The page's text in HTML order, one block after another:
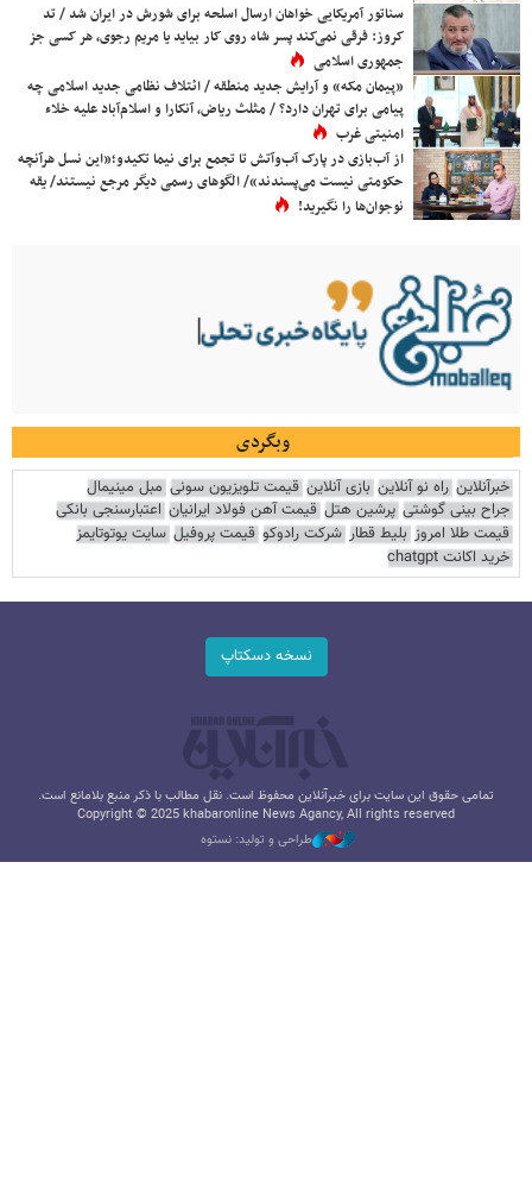
سناتور آمریکایی خواهان ارسال اسلحه برای شورش در ایران شد / تد
کروز: فرقی نمی‌کند پسر شاه روی کار بیاید یا مریم رجوی، هر کسی جز
جمهوری اسلامی
«پیمان مکه» و آرایش جدید منطقه / ائتلاف نظامی جدید اسلامی چه
پیامی برای تهران دارد؟ / مثلث ریاض، آنکارا و اسلام‌آباد علیه خلاء
امنیتی غرب
از آب‌بازی در پارک آب‌وآتش تا تجمع برای نیما تکیدو؛«این نسل هرآنچه
حکومتی نیست می‌پسندند»/ الگوهای رسمی دیگر مرجع نیستند/ یقه
نوجوان‌ها را نگیرید!
وبگردی
خبرآنلاین راه نو آنلاین بازی آنلاین قیمت تلویزیون سونی مبل مینیمال
جراح بینی گوشتی پرشین هتل قیمت آهن فولاد ایرانیان اعتبارسنجی بانکی
قیمت طلا امروز بلیط قطار شرکت رادوکو قیمت پروفیل سایت یوتوتایمز
خرید اکانت chatgpt
نسخه دسکتاپ
تمامی حقوق این سایت برای خبرآنلاین محفوظ است. نقل مطالب با ذکر منبع بلامانع است.
Copyright © 2025 khabaronline News Agancy, All rights reserved
طراحی و تولید: نستوه